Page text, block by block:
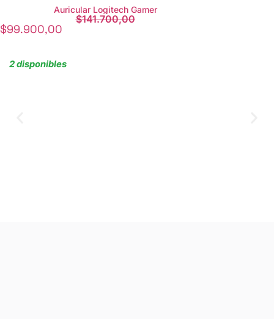
Auricular Logitech Gamer
$141.700,00
$99.900,00
2 disponibles